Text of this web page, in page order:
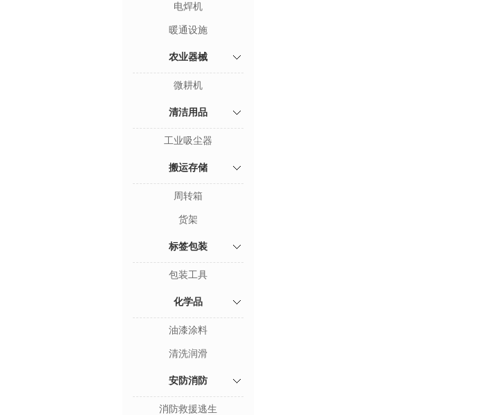
电焊机
暖通设施
农业器械
微耕机
清洁用品
工业吸尘器
搬运存储
周转箱
货架
标签包装
包装工具
化学品
油漆涂料
清洗润滑
安防消防
消防救援逃生